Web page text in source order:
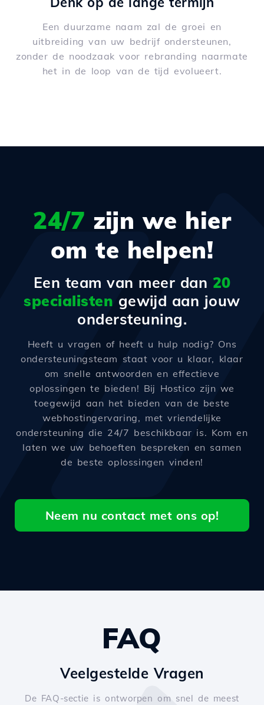
Een duurzame naam zal de groei en
uitbreiding van uw bedrijf ondersteunen,
zonder de noodzaak voor rebranding naarmate
het in de loop van de tijd evolueert.
24/7 zijn we hier
om te helpen!
Een team van meer dan 20
specialisten gewijd aan jouw
ondersteuning.
Heeft u vragen of heeft u hulp nodig? Ons
ondersteuningsteam staat voor u klaar, klaar
om snelle antwoorden en effectieve
oplossingen te bieden! Bij Hostico zijn we
toegewijd aan het bieden van de beste
webhostingervaring, met vriendelijke
ondersteuning die 24/7 beschikbaar is. Kom en
laten we uw behoeften bespreken en samen
de beste oplossingen vinden!
Neem nu contact met ons op!
FAQ
Veelgestelde Vragen
De FAQ-sectie is ontworpen om snel de meest